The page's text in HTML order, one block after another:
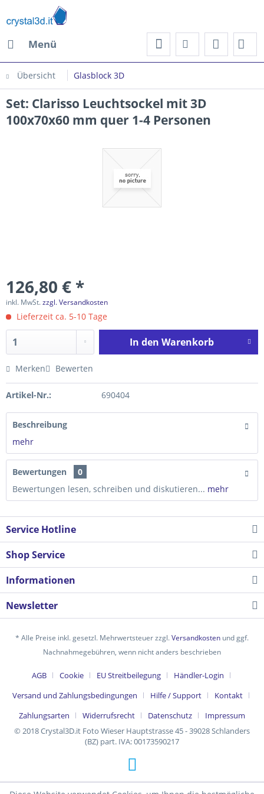
Menü
Übersicht Glasblock 3D
Set: Clarisso Leuchtsockel mit 3D
100x70x60 mm quer 1-4 Personen
126,80 € *
inkl. MwSt.zzgl. Versandkosten
Lieferzeit ca. 5-10 Tage
In den Warenkorb
Merken Bewerten
Artikel-Nr.: 690404
Beschreibung
mehr
Bewertungen
0
Bewertungen lesen, schreiben und diskutieren... mehr
Service Hotline
Shop Service
Informationen
Newsletter
* Alle Preise inkl. gesetzl. Mehrwertsteuer zzgl.Versandkosten und ggf.
Nachnahmegebühren, wenn nicht anders beschrieben
AGB Cookie EU Streitbeilegung
Händler-Login
Versand und Zahlungsbedingungen
Hilfe / Support
Kontakt
Zahlungsarten
Widerrufsrecht Datenschutz
Impressum
© 2018 Crystal3D.it Foto Wieser Hauptstrasse 45 - 39028 Schlanders
(BZ) part. IVA: 00173590217